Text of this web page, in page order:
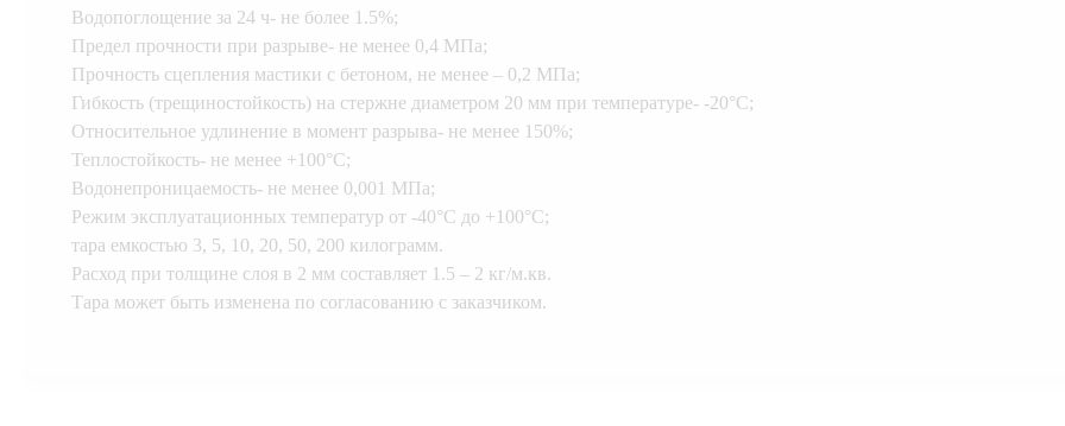
Водопоглощение за 24 ч- не более 1.5%;
Предел прочности при разрыве- не менее 0,4 МПа;
Прочность сцепления мастики с бетоном, не менее – 0,2 МПа;
Гибкость (трещиностойкость) на стержне диаметром 20 мм при температуре- -20°С;
Относительное удлинение в момент разрыва- не менее 150%;
Теплостойкость- не менее +100°С;
Водонепроницаемость- не менее 0,001 МПа;
Режим эксплуатационных температур от -40°С до +100°С;
тара емкостью 3, 5, 10, 20, 50, 200 килограмм.
Расход при толщине слоя в 2 мм составляет 1.5 – 2 кг/м.кв.
Тара может быть изменена по согласованию с заказчиком.